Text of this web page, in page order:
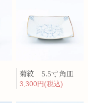
菊紋 5.5寸角皿
3,300円(税込)